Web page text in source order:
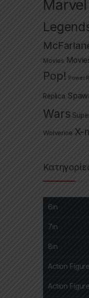
Marvel
Movies
Pop! Power
Replica
Wars
Wolverine X-
6in
7in
8in
Action Figure
Action